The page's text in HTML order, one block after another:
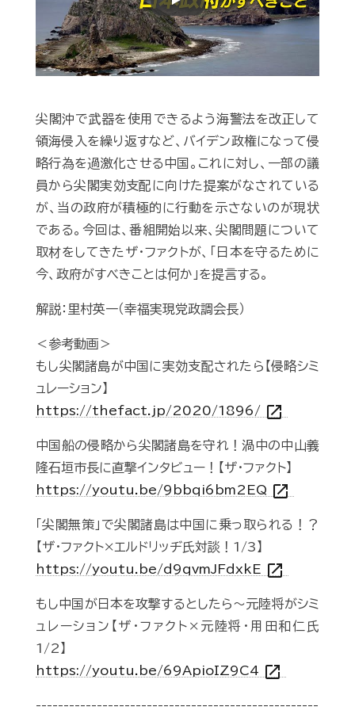
Play
尖閣沖で武器を使用できるよう海警法を改正して
領海侵入を繰り返すなど、バイデン政権になって侵
略行為を過激化させる中国。これに対し、一部の議
員から尖閣実効支配に向けた提案がなされている
が、当の政府が積極的に行動を示さないのが現状
である。今回は、番組開始以来、尖閣問題について
取材をしてきたザ・ファクトが、「日本を守るために
今、政府がすべきことは何か」を提言する。
解説：里村英一（幸福実現党政調会長）
＜参考動画＞
もし尖閣諸島が中国に実効支配されたら【侵略シミ
ュレーション】
https://thefact.jp/2020/1896/ open_in_new
中国船の侵略から尖閣諸島を守れ！渦中の中山義
隆石垣市長に直撃インタビュー！【ザ・ファクト】
https://youtu.be/9bbqi6bm2EQ open_in_new
「尖閣無策」で尖閣諸島は中国に乗っ取られる！？
【ザ・ファクト×エルドリッヂ氏対談！1/3】
https://youtu.be/d9qvmJFdxkE open_in_new
もし中国が日本を攻撃するとしたら～元陸将がシミ
ュレーション【ザ・ファクト×元陸将・用田和仁氏
1/2】
https://youtu.be/69ApioIZ9C4 open_in_new
---------------------------------------------------